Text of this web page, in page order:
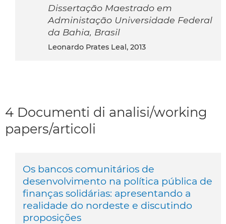
Dissertação Maestrado em
Administação Universidade Federal
da Bahia, Brasil
Leonardo Prates Leal, 2013
4 Documenti di analisi/working
papers/articoli
Os bancos comunitários de
desenvolvimento na política pública de
finanças solidárias: apresentando a
realidade do nordeste e discutindo
proposições